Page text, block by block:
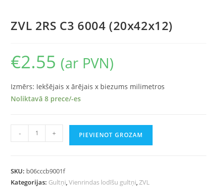
ZVL 2RS C3 6004 (20x42x12)
€2.55 (ar PVN)
Izmērs: Iekšējais x ārējais x biezums milimetros
Noliktavā 8 prece/-es
- + PIEVIENOT GROZAM
SKU: b06cccb9001f
Kategorijas: Gultņi,Vienrindas lodīšu gultņi,ZVL